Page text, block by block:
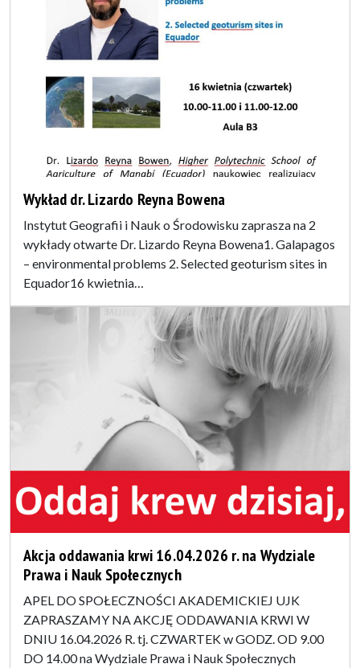
Wykład dr. Lizardo Reyna Bowena
Instytut Geografii i Nauk o Środowisku zaprasza na 2
wykłady otwarte Dr. Lizardo Reyna Bowena1. Galapagos
– environmental problems 2. Selected geoturism sites in
Equador16 kwietnia…
Akcja oddawania krwi 16.04.2026 r. na Wydziale
Prawa i Nauk Społecznych
APEL DO SPOŁECZNOŚCI AKADEMICKIEJ UJK
ZAPRASZAMY NA AKCJĘ ODDAWANIA KRWI W
DNIU 16.04.2026 R. tj. CZWARTEK w GODZ. OD 9.00
DO 14.00 na Wydziale Prawa i Nauk Społecznych